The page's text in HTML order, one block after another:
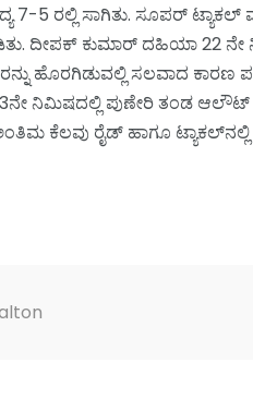
ರಲ್ಲಿ ಸಾಗಿತು. ಸೂಪರ್ ಟ್ಯಾಕಲ್
ದೀಪಕ್ ಕುಮಾರ್ ದಹಿಯಾ 22 ನೇ
ಹೊರಗಿಡುವಲ್ಲಿ ಸಲವಾದ
ನಿಮಿಷದಲ್ಲಿ ಪುಣೇರಿ ತಂಡ
ಕೆಲವು ರೈಡ್ ಹಾಗೂ ಟ್ಯಾಕಲ್‌ನಲ್ಲಿ